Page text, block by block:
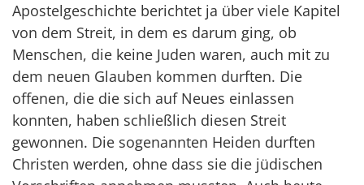
Apostelgeschichte berichtet ja über viele Kapitel
von dem Streit, in dem es darum ging, ob
Menschen, die keine Juden waren, auch mit zu
dem neuen Glauben kommen durften. Die
offenen, die die sich auf Neues einlassen
konnten, haben schließlich diesen Streit
gewonnen. Die sogenannten Heiden durften
Christen werden, ohne dass sie die jüdischen